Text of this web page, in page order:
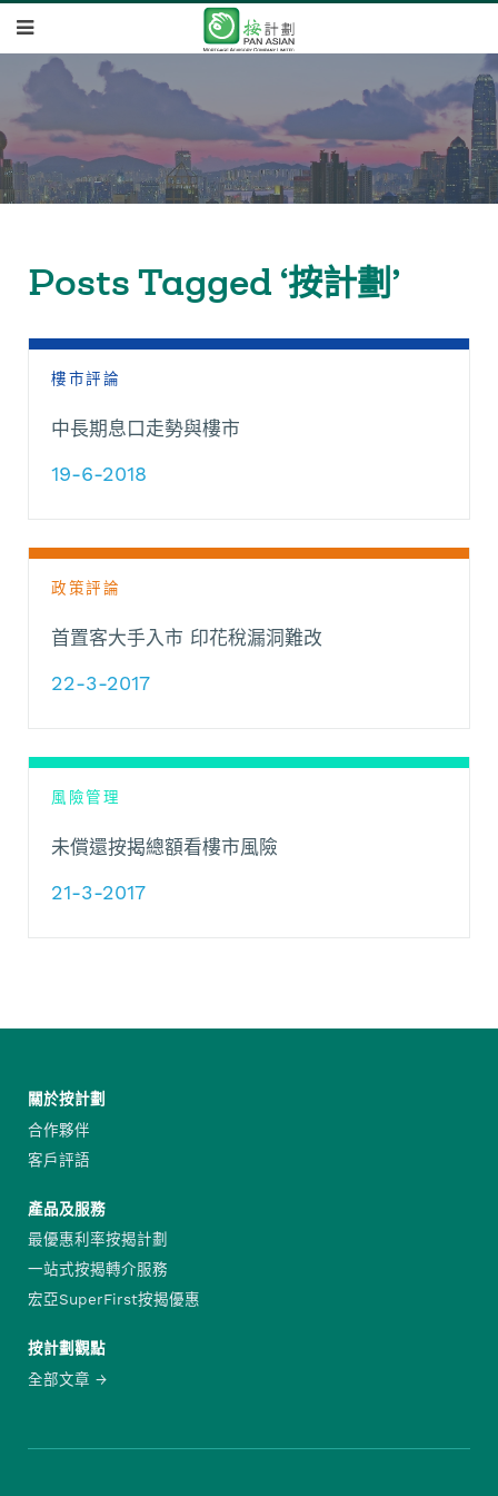
Posts Tagged ‘按計劃’
樓市評論
中長期息口走勢與樓市
19-6-2018
政策評論
首置客大手入市 印花稅漏洞難改
22-3-2017
風險管理
未償還按揭總額看樓市風險
21-3-2017
關於按計劃
合作夥伴
客戶評語
產品及服務
最優惠利率按揭計劃
一站式按揭轉介服務
宏亞SuperFirst按揭優惠
按計劃觀點
全部文章